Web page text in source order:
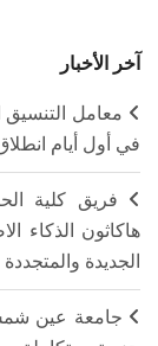
آخر الأخبار
في أول أيام
فريق كلية
هاكاثون الذكاء
الجديدة والمتجددة
جامعة عين